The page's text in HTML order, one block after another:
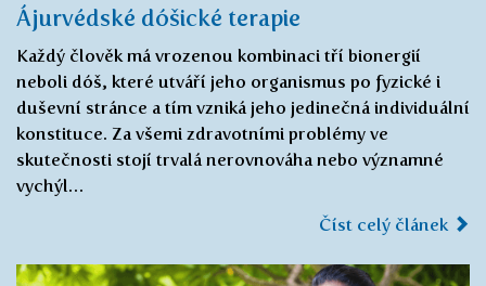
Ájurvédské dóšické terapie
Každý člověk má vrozenou kombinaci tří bionergií
neboli dóš, které utváří jeho organismus po fyzické i
duševní stránce a tím vzniká jeho jedinečná individuální
konstituce. Za všemi zdravotními problémy ve
skutečnosti stojí trvalá nerovnováha nebo významné
vychýl…
Číst celý článek